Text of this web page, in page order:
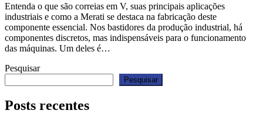
Entenda o que são correias em V, suas principais aplicações
industriais e como a Merati se destaca na fabricação deste
componente essencial. Nos bastidores da produção industrial, há
componentes discretos, mas indispensáveis para o funcionamento
das máquinas. Um deles é…
Pesquisar
Pesquisar
Posts recentes